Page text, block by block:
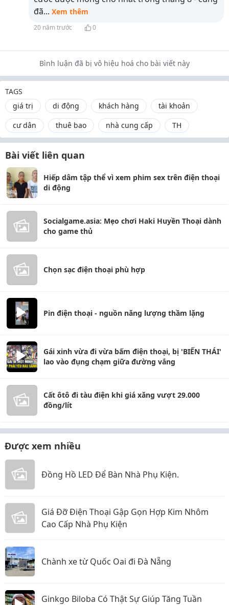
đã... Xem thêm
20 năm trước 0
Bình luận đã bị vô hiệu hoá cho bài viết này
TAGS
giá trị
di động khách hàng
tài khoản
cư dân
thuê bao nhà cung cấp TH
Bài viết liên quan
Hiếp dâm tập thể vì xem phim sex trên điện thoại
di động
Socialgame.asia: Mẹo chơi Haki Huyền Thoại dành
cho game thủ
Chọn sạc điện thoại phù hợp
Pin điện thoại - nguồn năng lượng thầm lặng
Gái xinh vừa đi vừa bấm điện thoại, bị 'BIẾN THÁI'
lao vào đụng chạm giữa đường vắng
Cất ôtô đi tàu điện khi giá xăng vượt 29.000
đồng/lít
Được xem nhiều
Đồng Hồ LED Để Bàn Nhà Phụ Kiện.
Giá Đỡ Điện Thoại Gập Gọn Hợp Kim Nhôm
Cao Cấp Nhà Phụ Kiện
Chành xe từ Quốc Oai đi Đà Nẵng
Ginkgo Biloba Có Thật Sự Giúp Tăng Tuần